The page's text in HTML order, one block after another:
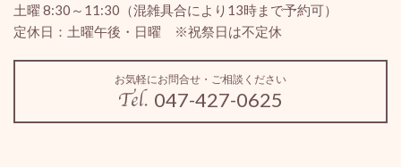
土曜 8:30～11:30（混雑具合により13時まで予約可）
定休日：土曜午後・日曜 ※祝祭日は不定休
お気軽にお問合せ・ご相談ください
047-427-0625